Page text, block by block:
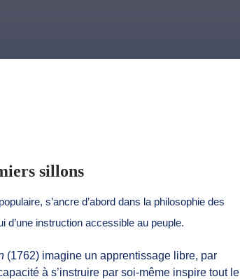
sillons
s’ancre d’abord dans la philosophie des
d’une instruction accessible au peuple.
(1762) imagine un apprentissage libre, par
à s’instruire par soi-même inspire tout le